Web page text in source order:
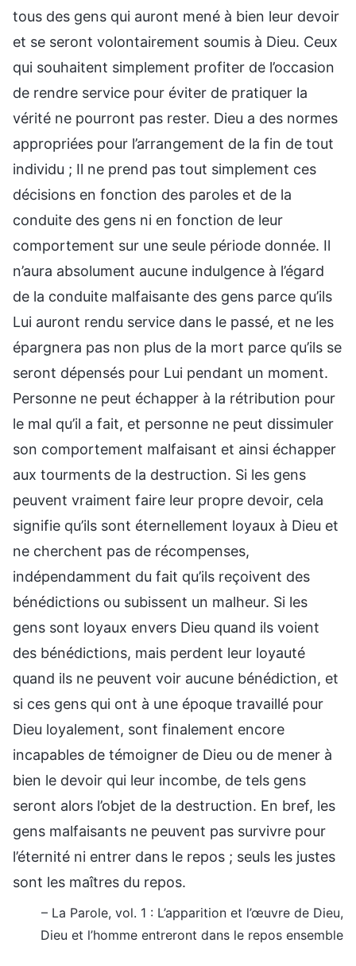
tous des gens qui auront mené à bien leur devoir
et se seront volontairement soumis à Dieu. Ceux
qui souhaitent simplement profiter de l’occasion
de rendre service pour éviter de pratiquer la
vérité ne pourront pas rester. Dieu a des normes
appropriées pour l’arrangement de la fin de tout
individu ; Il ne prend pas tout simplement ces
décisions en fonction des paroles et de la
conduite des gens ni en fonction de leur
comportement sur une seule période donnée. Il
n’aura absolument aucune indulgence à l’égard
de la conduite malfaisante des gens parce qu’ils
Lui auront rendu service dans le passé, et ne les
épargnera pas non plus de la mort parce qu’ils se
seront dépensés pour Lui pendant un moment.
Personne ne peut échapper à la rétribution pour
le mal qu’il a fait, et personne ne peut dissimuler
son comportement malfaisant et ainsi échapper
aux tourments de la destruction. Si les gens
peuvent vraiment faire leur propre devoir, cela
signifie qu’ils sont éternellement loyaux à Dieu et
ne cherchent pas de récompenses,
indépendamment du fait qu’ils reçoivent des
bénédictions ou subissent un malheur. Si les
gens sont loyaux envers Dieu quand ils voient
des bénédictions, mais perdent leur loyauté
quand ils ne peuvent voir aucune bénédiction, et
si ces gens qui ont à une époque travaillé pour
Dieu loyalement, sont finalement encore
incapables de témoigner de Dieu ou de mener à
bien le devoir qui leur incombe, de tels gens
seront alors l’objet de la destruction. En bref, les
gens malfaisants ne peuvent pas survivre pour
l’éternité ni entrer dans le repos ; seuls les justes
sont les maîtres du repos.
– La Parole, vol. 1 : L’apparition et l’œuvre de Dieu,
Dieu et l’homme entreront dans le repos ensemble